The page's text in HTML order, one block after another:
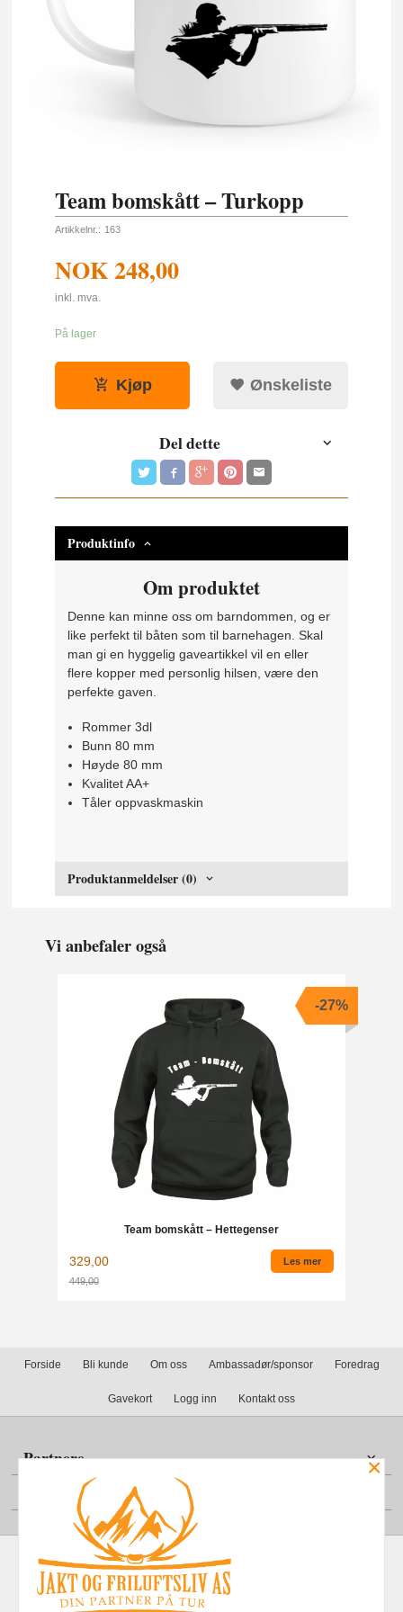
Team bomskått – Turkopp
Artikkelnr.: 163
NOK248,00
inkl. mva.
På lager
Kjøp Ønskeliste
Del dette
Produktinfo
Om produktet
Denne kan minne oss om barndommen, og er
like perfekt til båten som til barnehagen. Skal
man gi en hyggelig gaveartikkel vil en eller
flere kopper med personlig hilsen, være den
perfekte gaven.
Rommer 3dl
Bunn 80 mm
Høyde 80 mm
Kvalitet AA+
Tåler oppvaskmaskin
Produktanmeldelser (0)
Vi anbefaler også
Team bomskått – Hettegenser
329,00
449,00
-27%
Les mer
Forside Bli kunde Om oss Ambassadør/sponsor Foredrag
Gavekort Logg inn Kontakt oss
Partnere
Din konto
×